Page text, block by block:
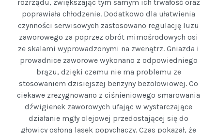
rozrządu, zwiększając tym samym ich trwałość oraz
poprawiała chłodzenie. Dodatkowo dla ułatwienia
czynności serwisowych zastosowano regulację luzu
zaworowego za poprzez obrót mimośrodowych osi
ze skalami wyprowadzonymi na zwenątrz. Gniazda i
prowadnice zaworowe wykonano z odpowiedniego
brązu, dzięki czemu nie ma problemu ze
stosowaniem dzisiejszej benzyny bezołowiowej. Co
ciekawe zrezygnowano z ciśnieniowego smarowania
dźwigienek zaworowych ufając w wystarczające
działanie mgły olejowej przedostającej się do
głowicy osłoną lasek popychaczy. Czas pokazał, że